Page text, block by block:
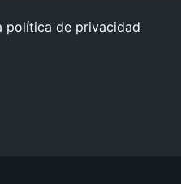
política de privacidad